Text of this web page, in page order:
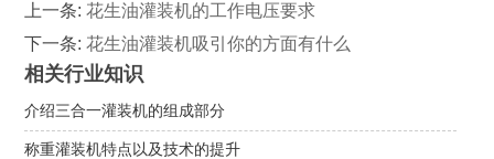
上一条: 花生油灌装机的工作电压要求
下一条: 花生油灌装机吸引你的方面有什么
相关行业知识
介绍三合一灌装机的组成部分
称重灌装机特点以及技术的提升